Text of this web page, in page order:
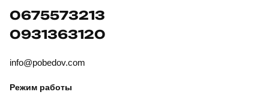
0675573213
0931363120
info@pobedov.com
Режим работы